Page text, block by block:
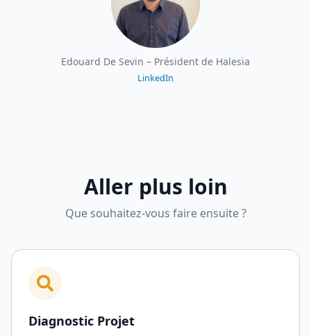
Edouard De Sevin – Président de Halesia
LinkedIn
Aller plus loin
Que souhaitez-vous faire ensuite ?
Diagnostic Projet